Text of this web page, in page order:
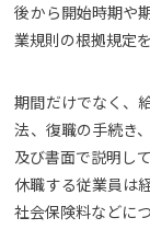
後から開始時期や
業規則の根拠規定
期間だけでなく、
法、復職の手続き
及び書面で説明し
休職する従業員は
社会保険料などに